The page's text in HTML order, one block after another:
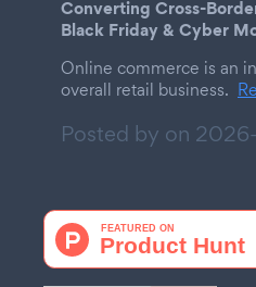
Converting Cross-
Black Friday & Cyber
Online commerce is an
overall retail business.
Posted by on